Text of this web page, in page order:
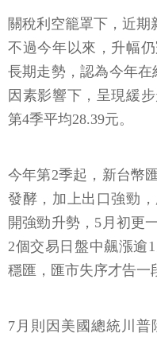
關稅利空籠罩下，近期
不過今年以來，升幅
長期走勢，認為今年
因素影響下，呈現緩
第4季平均28.39元。
今年第2季起，新台幣
發酵，加上出口強勁
開強勁升勢，5月初更
2個交易日盤中飆漲逾
穩匯，匯市失序才告一
7月則因美國總統川